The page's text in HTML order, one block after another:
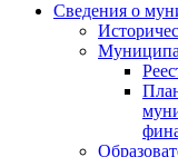
Сведения о